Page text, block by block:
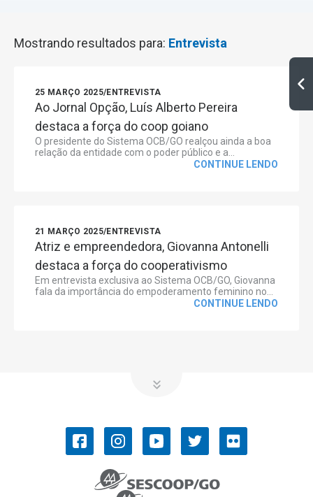
Mostrando resultados para: Entrevista
25 MARÇO 2025/ENTREVISTA
Ao Jornal Opção, Luís Alberto Pereira
destaca a força do coop goiano
O presidente do Sistema OCB/GO realçou ainda a boa
relação da entidade com o poder público e a...
CONTINUE LENDO
21 MARÇO 2025/ENTREVISTA
Atriz e empreendedora, Giovanna Antonelli
destaca a força do cooperativismo
Em entrevista exclusiva ao Sistema OCB/GO, Giovanna
fala da importância do empoderamento feminino no...
CONTINUE LENDO
Convenções Coletivas de Trabalho
COOPERATIVISMO
História do Cooperativismo